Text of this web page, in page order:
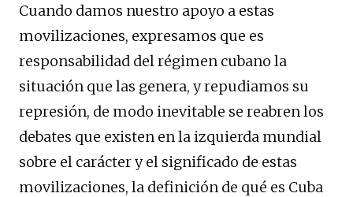
Cuando damos nuestro apoyo a estas
movilizaciones, expresamos que es
responsabilidad del régimen cubano la
situación que las genera, y repudiamos su
represión, de modo inevitable se reabren los
debates que existen en la izquierda mundial
sobre el carácter y el significado de estas
movilizaciones, la definición de qué es Cuba